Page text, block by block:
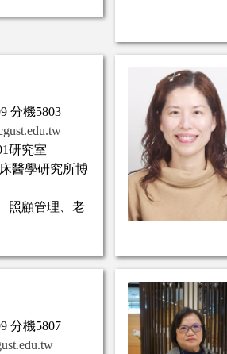
分機5803
研究室
醫學研究所博
照顧管理、老
分機5807